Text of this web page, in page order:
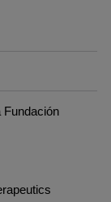
Fundación